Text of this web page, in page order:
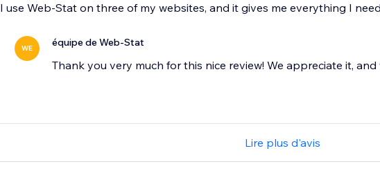
I use Web-Stat on three of my websites, and it gives me everything I
WE équipe de Web-Stat
Thank you very much for this nice review! We appreciate it,
Lire plus d'avis